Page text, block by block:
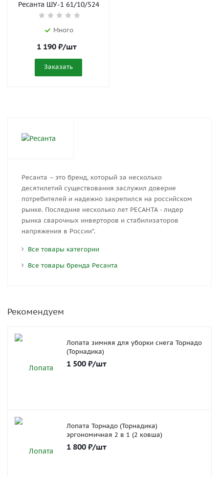
Ресанта ШУ-1 61/10/524
Много
1 190 ₽/шт
Заказать
Ресанта – это бренд, который за несколько
десятилетий существования заслужил доверие
потребителей и надежно закрепился на российском
рынке. Последние несколько лет РЕСАНТА - лидер
рынка сварочных инверторов и стабилизаторов
напряжения в России*.
Все товары категории
Все товары бренда Ресанта
Рекомендуем
Лопата зимняя для уборки снега Торнадо
(Торнадика)
1 500 ₽/шт
Лопата Торнадо (Торнадика)
эргономичная 2 в 1 (2 ковша)
1 800 ₽/шт